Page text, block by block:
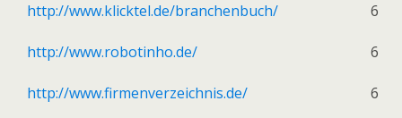
http://www.klicktel.de/branchenbuch/ 6
http://www.robotinho.de/ 6
http://www.firmenverzeichnis.de/ 6